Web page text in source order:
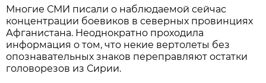
Многие СМИ писали о наблюдаемой сейчас
концентрации боевиков в северных провинциях
Афганистана. Неоднократно проходила
информация о том, что некие вертолеты без
опознавательных знаков переправляют остатки
головорезов из Сирии.